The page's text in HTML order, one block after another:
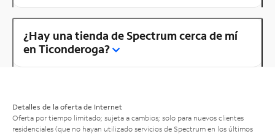
¿Hay una tienda de Spectrum cerca de mí
en Ticonderoga?
Detalles de la oferta de Internet
Oferta por tiempo limitado; sujeta a cambios; solo para nuevos clientes
residenciales (que no hayan utilizado servicios de Spectrum en los últimos